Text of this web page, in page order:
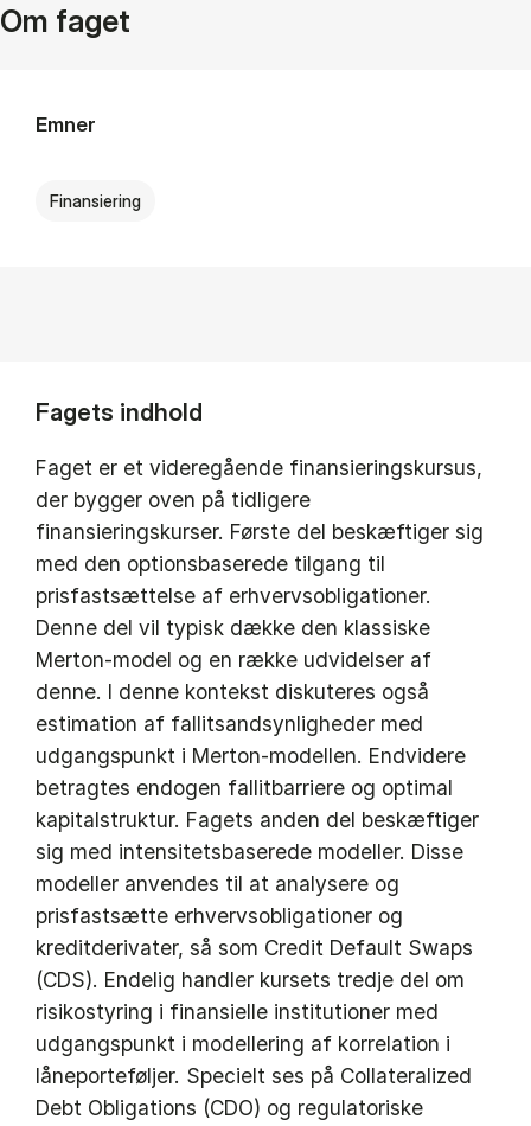
Om faget
Emner
Finansiering
Fagets indhold
Faget er et videregående finansieringskursus,
der bygger oven på tidligere
finansieringskurser. Første del beskæftiger sig
med den optionsbaserede tilgang til
prisfastsættelse af erhvervsobligationer.
Denne del vil typisk dække den klassiske
Merton-model og en række udvidelser af
denne. I denne kontekst diskuteres også
estimation af fallitsandsynligheder med
udgangspunkt i Merton-modellen. Endvidere
betragtes endogen fallitbarriere og optimal
kapitalstruktur. Fagets anden del beskæftiger
sig med intensitetsbaserede modeller. Disse
modeller anvendes til at analysere og
prisfastsætte erhvervsobligationer og
kreditderivater, så som Credit Default Swaps
(CDS). Endelig handler kursets tredje del om
risikostyring i finansielle institutioner med
udgangspunkt i modellering af korrelation i
låneporteføljer. Specielt ses på Collateralized
Debt Obligations (CDO) og regulatoriske